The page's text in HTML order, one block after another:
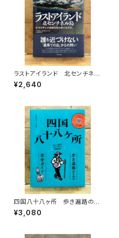
ラストアイランド 北センチネル
島 なぜ外界との接触を拒み続
けるのか
¥2,640
四国八十八ヶ所 歩き遍路のた
めの完全ガイド
¥3,080